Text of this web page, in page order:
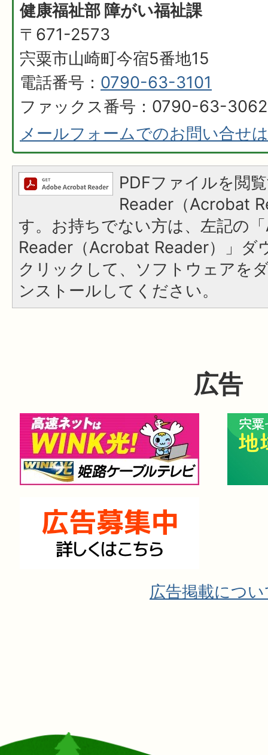
健康福祉部 障がい福祉課
〒671-2573
宍粟市山崎町今宿5番地15
電話番号： 0790-63-3101
ファックス番号：0790-63-3062
メールフォームでのお問い合せ
PDFファイルを閲
Reader（Acrobat
す。お持ちでない方は、左記の
Reader（Acrobat Reader）」ダ
クリックして、ソフトウェアを
ンストールしてください。
広告
広告掲載につ